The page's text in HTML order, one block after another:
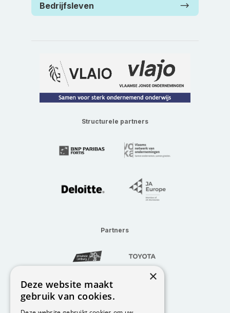
Bedrijfsleven
Structurele partners
Partners
×
Deze website maakt
gebruik van cookies.